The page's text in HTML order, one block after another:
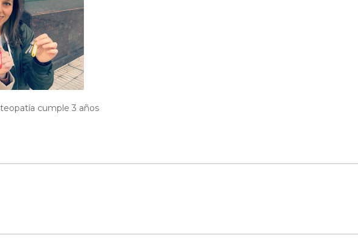
cumple 3 años